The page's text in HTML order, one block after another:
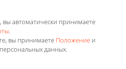
вы автоматически принимаете
.
вы принимаете Положение и
данных.